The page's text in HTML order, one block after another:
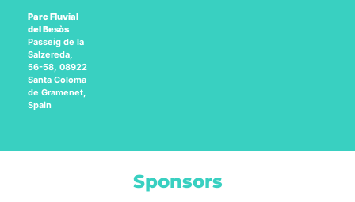
Parc Fluvial
del Besòs
Passeig de la
Salzereda,
56-58, 08922
Santa Coloma
de Gramenet,
Spain
Sponsors